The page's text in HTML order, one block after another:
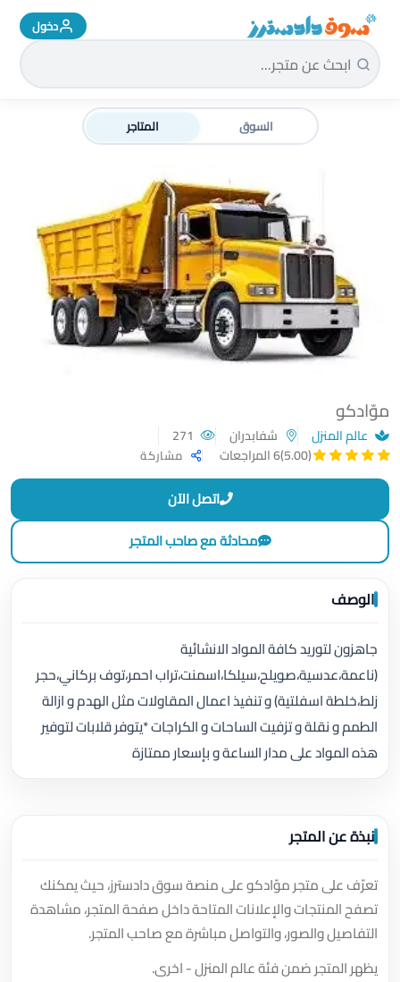
سوق دادسترز الرئيسية دخول
السوق المتاجر
موّادكو
عالم المنزل شفابدران
(5.00)
6 المراجعات مشاركة
اتصل الآن
محادثة مع صاحب المتجر
الوصف
جاهزون لتوريد كافة المواد الانشائية
(ناعمة،عدسية،صويلح،سيلكا،اسمنت،تراب احمر،توف بركاني،حجر
زلط،خلطة اسفلتية) و تنفيذ اعمال المقاولات مثل الهدم و ازالة
الطمم و نقلة و تزفيت الساحات و الكراجات *يتوفر قلابات لتوفير
هذه المواد على مدار الساعة و بإسعار ممتازة
نبذة عن المتجر
تعرّف على متجر موّادكو على منصة سوق دادسترز، حيث يمكنك
تصفح المنتجات والإعلانات المتاحة داخل صفحة المتجر، مشاهدة
التفاصيل والصور، والتواصل مباشرة مع صاحب المتجر.
يظهر المتجر ضمن فئة عالم المنزل - اخرى.